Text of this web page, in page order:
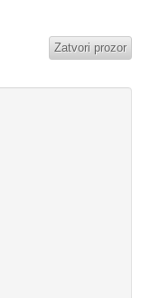
Zatvori prozor